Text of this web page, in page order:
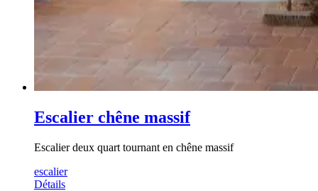
Escalier chêne massif
Escalier deux quart tournant en chêne massif
escalier
Détails